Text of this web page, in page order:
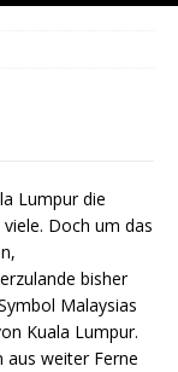
Lumpur die
Doch um das
bisher
Malaysias
Kuala Lumpur.
aus weiter Ferne